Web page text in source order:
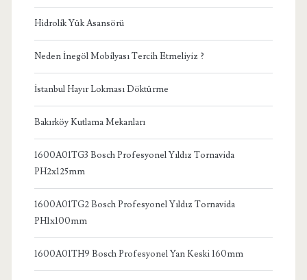
Hidrolik Yük Asansörü
Neden İnegöl Mobilyası Tercih Etmeliyiz ?
İstanbul Hayır Lokması Döktürme
Bakırköy Kutlama Mekanları
1600A01TG3 Bosch Profesyonel Yıldız Tornavida
PH2x125mm
1600A01TG2 Bosch Profesyonel Yıldız Tornavida
PH1x100mm
1600A01TH9 Bosch Profesyonel Yan Keski 160mm